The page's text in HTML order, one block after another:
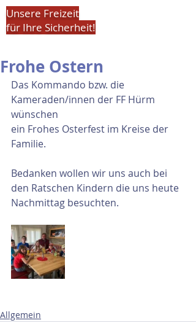
Unsere Freizeit
für Ihre Sicherheit!
Frohe Ostern
Das Kommando bzw. die
Kameraden/innen der FF Hürm
wünschen
ein Frohes Osterfest im Kreise der
Familie.
Bedanken wollen wir uns auch bei
den Ratschen Kindern die uns heute
Nachmittag besuchten.
Allgemein